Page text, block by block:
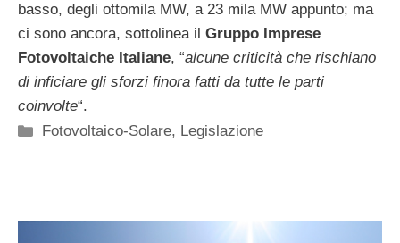
basso, degli ottomila MW, a 23 mila MW appunto; ma
ci sono ancora, sottolinea il Gruppo Imprese
Fotovoltaiche Italiane, “alcune criticità che rischiano
di inficiare gli sforzi finora fatti da tutte le parti
coinvolte“.
Categorie
Fotovoltaico-Solare, Legislazione